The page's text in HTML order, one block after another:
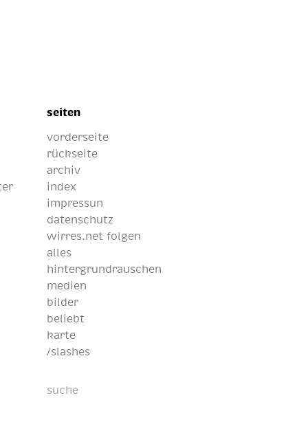
seiten
vorderseite
rückseite
archiv
index
impressun
datenschutz
wirres.net folgen
alles
hintergrundrauschen
medien
bilder
beliebt
karte
/slashes